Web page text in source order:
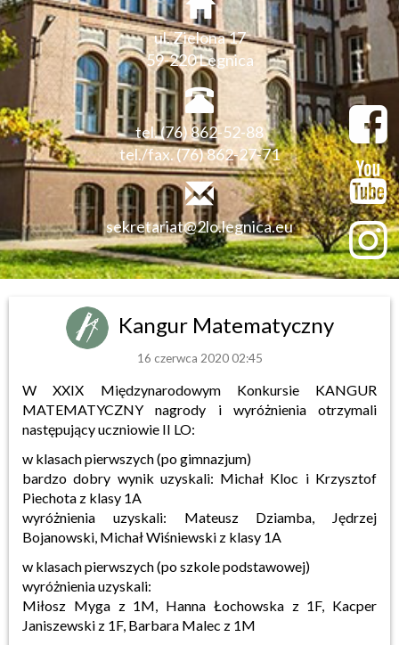
ul. Zielona 17
59-220 Legnica
tel. (76) 862-52-88
tel./fax. (76) 862-27-71
sekretariat@2lo.legnica.eu
Kangur Matematyczny
16 czerwca 2020 02:45
W XXIX Międzynarodowym Konkursie KANGUR
MATEMATYCZNY nagrody i wyróżnienia otrzymali
następujący uczniowie II LO:
w klasach pierwszych (po gimnazjum)
bardzo dobry wynik uzyskali: Michał Kloc i Krzysztof
Piechota z klasy 1A
wyróżnienia uzyskali: Mateusz Dziamba, Jędrzej
Bojanowski, Michał Wiśniewski z klasy 1A
w klasach pierwszych (po szkole podstawowej)
wyróżnienia uzyskali:
Miłosz Myga z 1M, Hanna Łochowska z 1F, Kacper
Janiszewski z 1F, Barbara Malec z 1M